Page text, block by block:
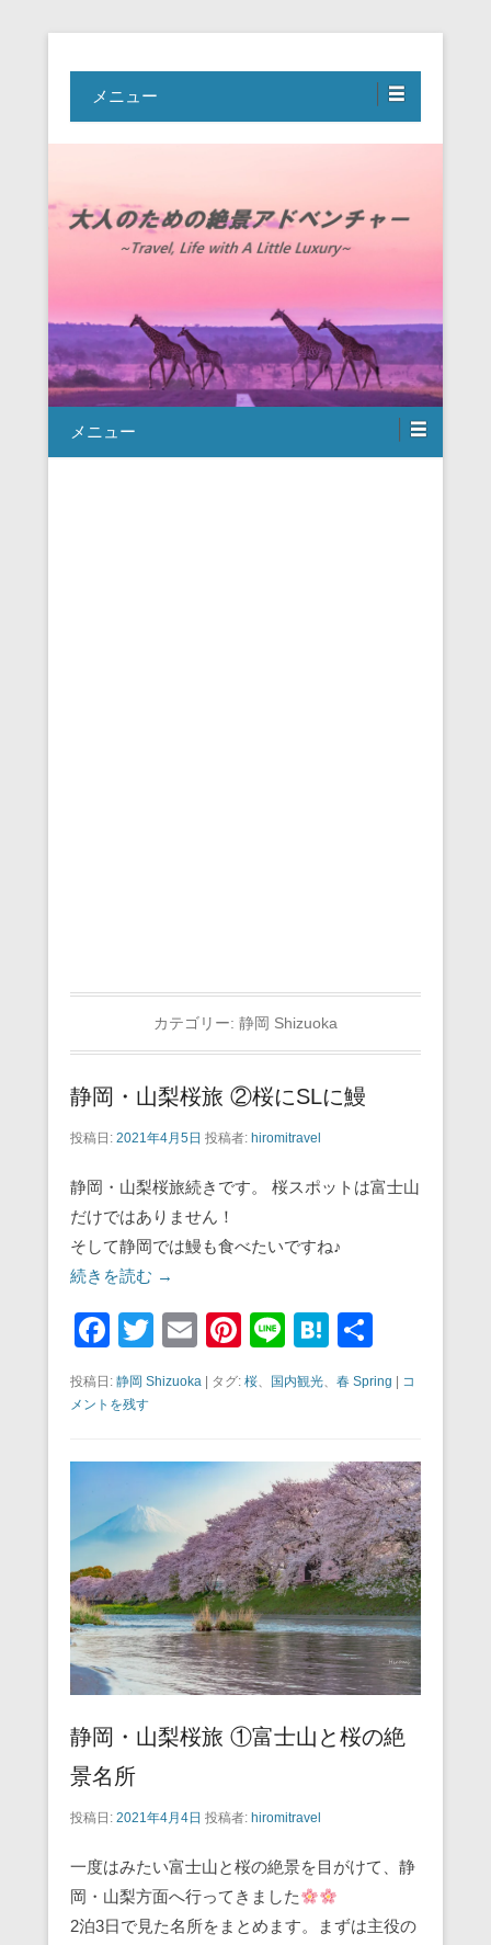
大人のための絶景アドベンチャー
メニュー
メニュー
カテゴリー: 静岡 Shizuoka
静岡・山梨桜旅 ②桜にSLに鰻
投稿日: 2021年4月5日 投稿者: hiromitravel
静岡・山梨桜旅続きです。 桜スポットは富士山
だけではありません！
そして静岡では鰻も食べたいですね♪
続きを読む →
F
a
c
b
o
o
k
T
E
ail
Pi
nt
er
st
Li
n
e
H
at
e
a
投稿日: 静岡 Shizuoka タグ: 桜、 国内観光、 春 Spring
コ
メントを残す
静岡・山梨桜旅 ①富士山と桜の絶
景名所
投稿日: 2021年4月4日 投稿者: hiromitravel
一度はみたい富士山と桜の絶景を目がけて、静
岡・山梨方面へ行ってきました
2泊3日で見た名所をまとめます。まずは主役の